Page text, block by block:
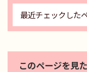
最近チェックした
このページを見